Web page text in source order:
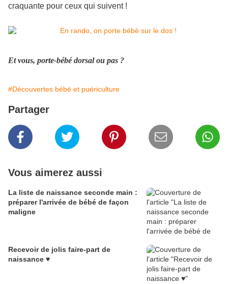
craquante pour ceux qui suivent !
Et vous, porte-bébé dorsal ou pas ?
#Découvertes bébé et puériculture
Partager
Vous aimerez aussi
La liste de naissance seconde main :
préparer l'arrivée de bébé de façon
maligne
Recevoir de jolis faire-part de
naissance ♥